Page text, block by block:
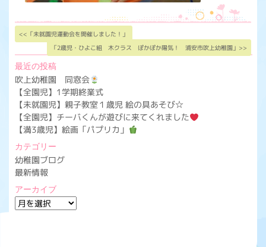
<<「未就園児運動会を開催しました！」
「2歳児・ひよこ組 木クラス ぽかぽか陽気！ 浦安市吹上幼稚園」>>
最近の投稿
吹上幼稚園 同窓会
【全園児】1学期終業式
【未就園児】親子教室１歳児 絵の具あそび☆
【全園児】チーバくんが遊びに来てくれました
【満3歳児】絵画「パプリカ」
カテゴリー
幼稚園ブログ
最新情報
アーカイブ
ア